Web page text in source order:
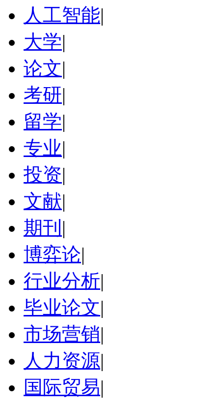
人工智能|
大学|
论文|
考研|
留学|
专业|
投资|
文献|
期刊 |
博弈论|
行业分析|
毕业论文|
市场营销|
人力资源|
国际贸易|